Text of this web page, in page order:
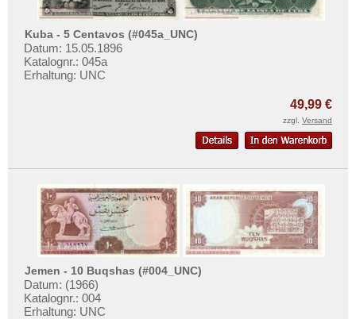
Ungarn
Vatikan
Weissrussland
Zypern
Kuba - 5 Centavos (#045a_UNC)
Datum: 15.05.1896
Katalognr.: 045a
Erhaltung: UNC
49,99 €
zzgl. Versand
Jemen - 10 Buqshas (#004_UNC)
Datum: (1966)
Katalognr.: 004
Erhaltung: UNC